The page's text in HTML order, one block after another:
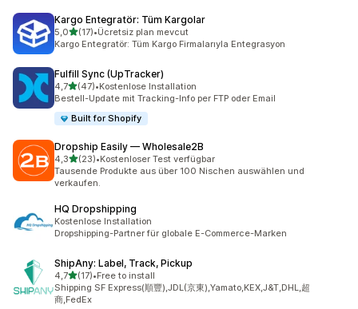
Kargo Entegratör: Tüm Kargolar
5,0von 5 Sternen
(17)
17 Rezensionen insgesamt
•Ücretsiz plan mevcut
Kargo Entegratör: Tüm Kargo Firmalarıyla Entegrasyon
Fulfill Sync (UpTracker)
4,7von 5 Sternen
(47)
47 Rezensionen insgesamt
•Kostenlose Installation
Bestell-Update mit Tracking-Info per FTP oder Email
Built for Shopify
Dropship Easily — Wholesale2B
4,3von 5 Sternen
(23)
23 Rezensionen insgesamt
•Kostenloser Test verfügbar
Tausende Produkte aus über 100 Nischen auswählen und
verkaufen.
HQ Dropshipping
Kostenlose Installation
Dropshipping-Partner für globale E-Commerce-Marken
ShipAny: Label, Track, Pickup
4,7von 5 Sternen
(17)
17 Rezensionen insgesamt
•Free to install
Shipping SF Express(順豐),JDL(京東),Yamato,KEX,J&T,DHL,超
商,FedEx